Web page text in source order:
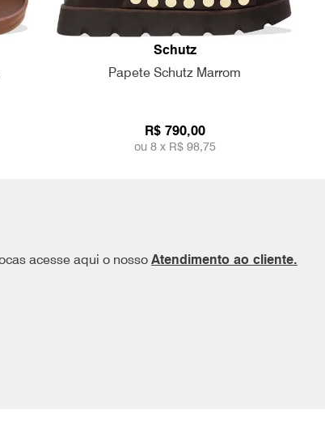
Schutz
Papete Schutz Marrom
R$ 790,00
ou 8 x R$ 98,75
acesse aqui o nosso Atendimento ao cliente.